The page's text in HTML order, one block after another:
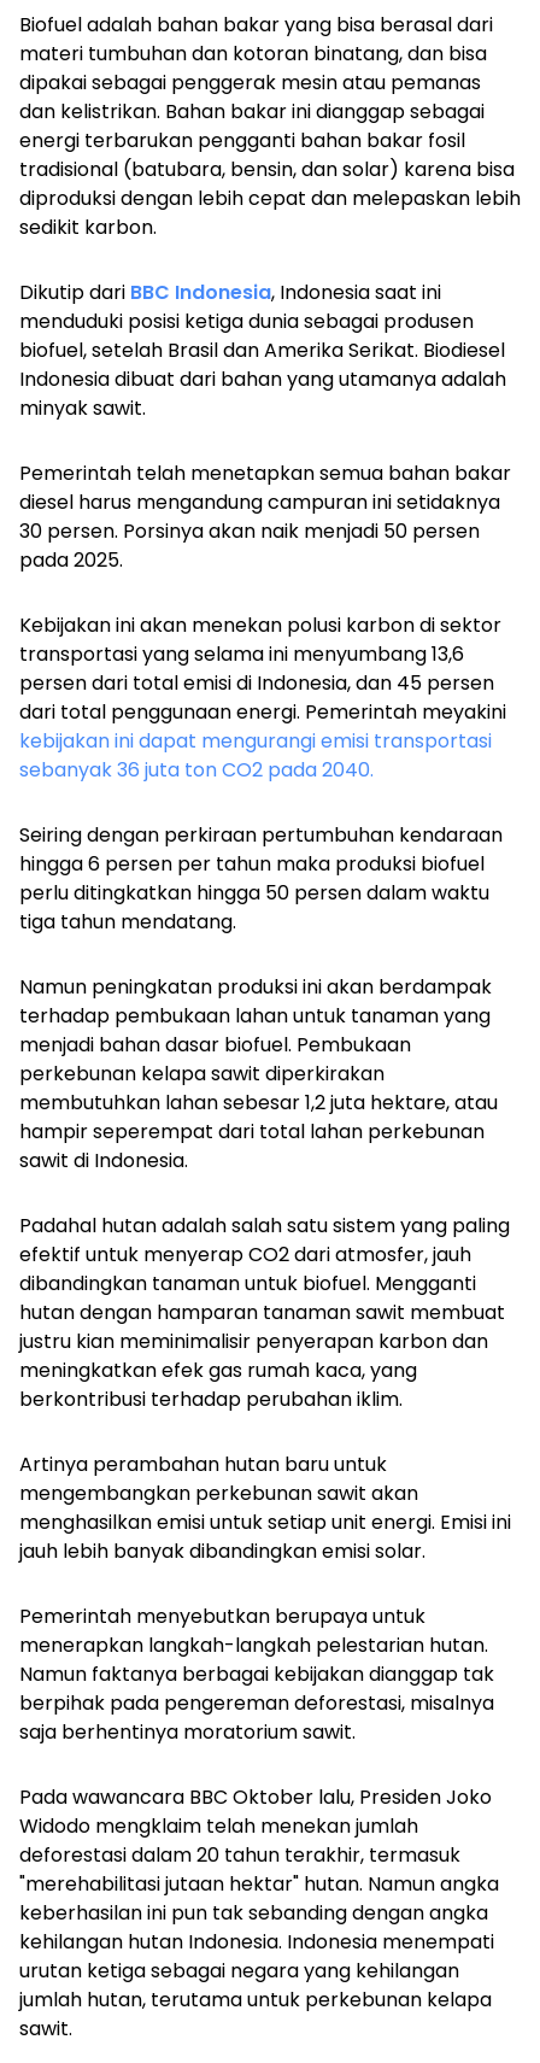
Biofuel adalah bahan bakar yang bisa berasal dari
materi tumbuhan dan kotoran binatang, dan bisa
dipakai sebagai penggerak mesin atau pemanas
dan kelistrikan. Bahan bakar ini dianggap sebagai
energi terbarukan pengganti bahan bakar fosil
tradisional (batubara, bensin, dan solar) karena bisa
diproduksi dengan lebih cepat dan melepaskan lebih
sedikit karbon.
Dikutip dari BBC Indonesia, Indonesia saat ini
menduduki posisi ketiga dunia sebagai produsen
biofuel, setelah Brasil dan Amerika Serikat. Biodiesel
Indonesia dibuat dari bahan yang utamanya adalah
minyak sawit.
Pemerintah telah menetapkan semua bahan bakar
diesel harus mengandung campuran ini setidaknya
30 persen. Porsinya akan naik menjadi 50 persen
pada 2025.
Kebijakan ini akan menekan polusi karbon di sektor
transportasi yang selama ini menyumbang 13,6
persen dari total emisi di Indonesia, dan 45 persen
dari total penggunaan energi. Pemerintah meyakini
kebijakan ini dapat mengurangi emisi transportasi
sebanyak 36 juta ton CO2 pada 2040.
Seiring dengan perkiraan pertumbuhan kendaraan
hingga 6 persen per tahun maka produksi biofuel
perlu ditingkatkan hingga 50 persen dalam waktu
tiga tahun mendatang.
Namun peningkatan produksi ini akan berdampak
terhadap pembukaan lahan untuk tanaman yang
menjadi bahan dasar biofuel. Pembukaan
perkebunan kelapa sawit diperkirakan
membutuhkan lahan sebesar 1,2 juta hektare, atau
hampir seperempat dari total lahan perkebunan
sawit di Indonesia.
Padahal hutan adalah salah satu sistem yang paling
efektif untuk menyerap CO2 dari atmosfer, jauh
dibandingkan tanaman untuk biofuel. Mengganti
hutan dengan hamparan tanaman sawit membuat
justru kian meminimalisir penyerapan karbon dan
meningkatkan efek gas rumah kaca, yang
berkontribusi terhadap perubahan iklim.
Artinya perambahan hutan baru untuk
mengembangkan perkebunan sawit akan
menghasilkan emisi untuk setiap unit energi. Emisi ini
jauh lebih banyak dibandingkan emisi solar.
Pemerintah menyebutkan berupaya untuk
menerapkan langkah-langkah pelestarian hutan.
Namun faktanya berbagai kebijakan dianggap tak
berpihak pada pengereman deforestasi, misalnya
saja berhentinya moratorium sawit.
Pada wawancara BBC Oktober lalu, Presiden Joko
Widodo mengklaim telah menekan jumlah
deforestasi dalam 20 tahun terakhir, termasuk
"merehabilitasi jutaan hektar" hutan. Namun angka
keberhasilan ini pun tak sebanding dengan angka
kehilangan hutan Indonesia. Indonesia menempati
urutan ketiga sebagai negara yang kehilangan
jumlah hutan, terutama untuk perkebunan kelapa
sawit.